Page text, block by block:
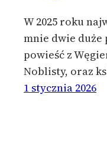
W 2025 roku
mnie dwie duże
powieść z
Noblisty, oraz
1 stycznia 2026